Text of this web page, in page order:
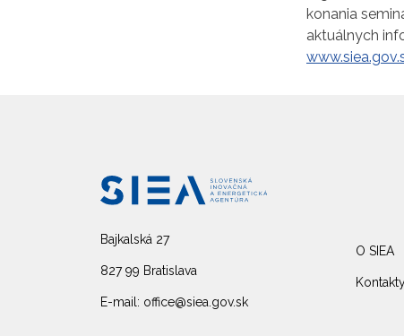
konania
aktuálnych
Bajkalská 27
827 99 Bratislava
E-mail: office@siea.gov.sk
O SIEA